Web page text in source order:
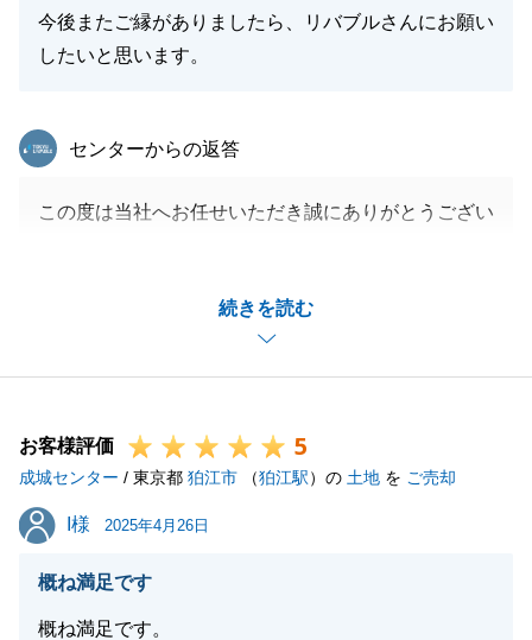
今後またご縁がありましたら、リバブルさんにお願い
したいと思います。
続きを読む
東急リバブル
センターからの返答
この度は当社へお任せいただき誠にありがとうござい
スムーズに進めることができ感謝しております。
これを機に末永いお付き合いができればと考えており
ますので、どうぞよろしくお願いいたします。
閉じる
お客様評価 5
成城センター / 東京都 狛江市 （狛江駅）の 土地 を ご売却
I様
I様 2025年4月26日
概ね満足です
概ね満足です。